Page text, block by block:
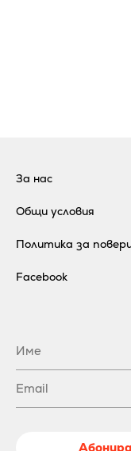
За нас
Общи условия
Политика за
Facebook